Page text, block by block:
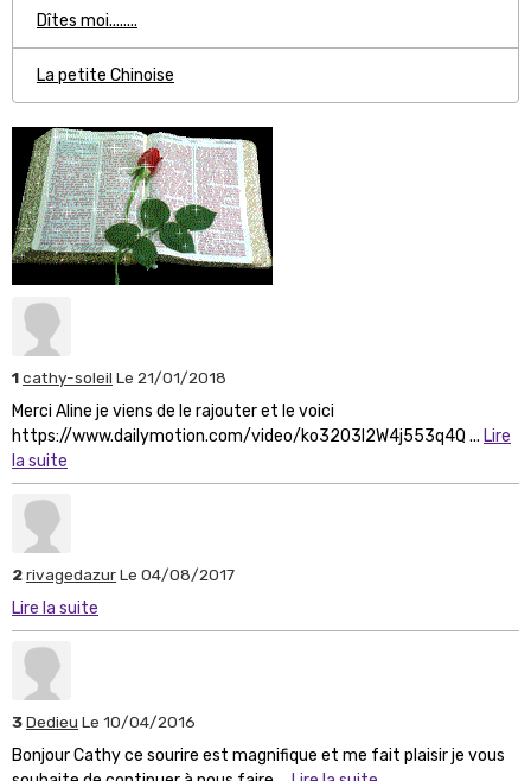
Dîtes moi........
La petite Chinoise
1cathy-soleil Le 21/01/2018
Merci Aline je viens de le rajouter et le voici
https://www.dailymotion.com/video/ko3203l2W4j553q4Q ... Lire
la suite
2rivagedazurLe 04/08/2017
Lire la suite
3Dedieu Le 10/04/2016
Bonjour Cathy ce sourire est magnifique et me fait plaisir je vous